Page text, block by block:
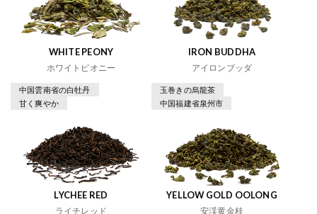
WHITE PEONY
ホワイトピオニー
中国雲南省の白牡丹
甘く爽やか
IRON BUDDHA
アイロンブッダ
玉巻きの烏龍茶
中国福建省泉州市
LYCHEE RED
ライチレッド
YELLOW GOLD OOLONG
安渓黄金桂